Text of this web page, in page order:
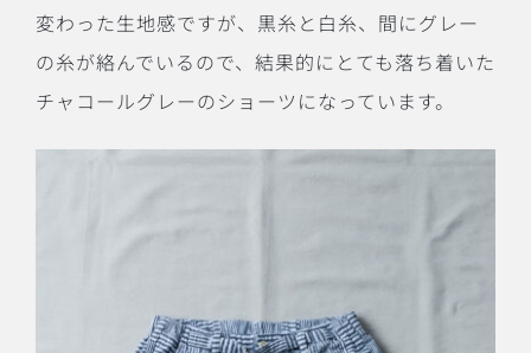
変わった生地感ですが、黒糸と白糸、間にグレー
の糸が絡んでいるので、結果的にとても落ち着いた
チャコールグレーのショーツになっています。